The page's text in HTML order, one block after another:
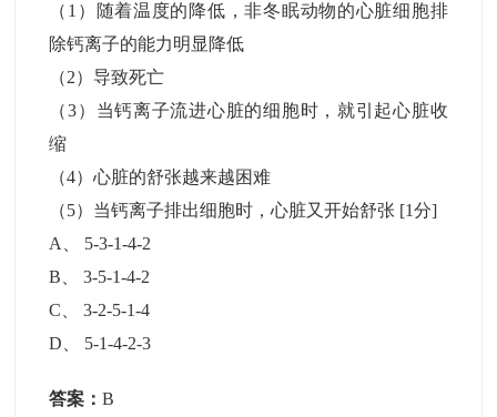
（1）随着温度的降低，非冬眠动物的心脏细胞排
除钙离子的能力明显降低
（2）导致死亡
（3）当钙离子流进心脏的细胞时，就引起心脏收
缩
（4）心脏的舒张越来越困难
（5）当钙离子排出细胞时，心脏又开始舒张 [1分]
A
5-3-1-4-2
B 、3-5-1-4-2
C 、3-2-5-1-4
D
5-1-4-2-3
答案：B